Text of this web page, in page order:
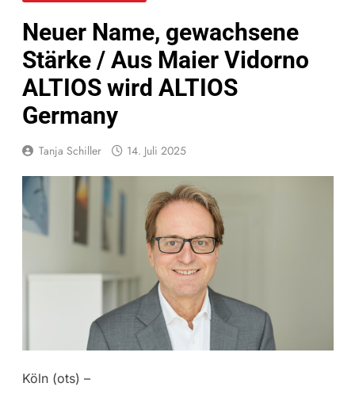
Neuer Name, gewachsene
Stärke / Aus Maier Vidorno
ALTIOS wird ALTIOS
Germany
Tanja Schiller 14. Juli 2025
Köln (ots) –